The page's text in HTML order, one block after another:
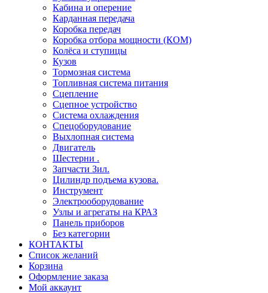
Кабина и оперение
Карданная передача
Коробка передач
Коробка отбора мощности (КОМ)
Колёса и ступицы
Кузов
Тормозная система
Топливная система питания
Сцепление
Сцепное устройство
Система охлаждения
Спецоборудование
Выхлопная система
Двигатель
Шестерни .
Запчасти Зил.
Цилиндр подъема кузова.
Инструмент
Электрооборудование
Узлы и агрегаты на КРАЗ
Панель приборов
Без категории
КОНТАКТЫ
Список желаний
Корзина
Оформление заказа
Мой аккаунт